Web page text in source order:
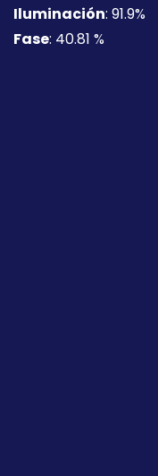
Iluminación: 91.9%
Fase: 40.81 %